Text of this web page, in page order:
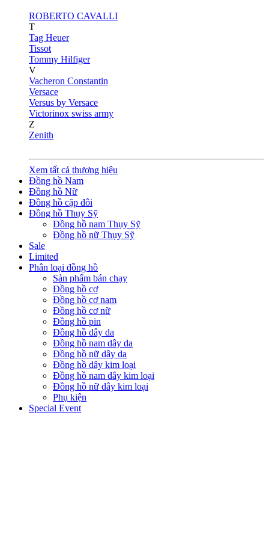
ROBERTO CAVALLI
T
Tag Heuer
Tissot
Tommy Hilfiger
V
Vacheron Constantin
Versace
Versus by Versace
Victorinox swiss army
Z
Zenith
Xem tất cả thương hiệu
Đồng hồ Nam
Đồng hồ Nữ
Đồng hồ cặp đôi
Đồng hồ Thụy Sỹ
Đồng hồ nam Thụy Sỹ
Đồng hồ nữ Thụy Sỹ
Sale
Limited
Phân loại đồng hồ
Sản phẩm bán chạy
Đồng hồ cơ
Đồng hồ cơ nam
Đồng hồ cơ nữ
Đồng hồ pin
Đồng hồ dây da
Đồng hồ nam dây da
Đồng hồ nữ dây da
Đồng hồ dây kim loại
Đồng hồ nam dây kim loại
Đồng hồ nữ dây kim loại
Phụ kiện
Special Event